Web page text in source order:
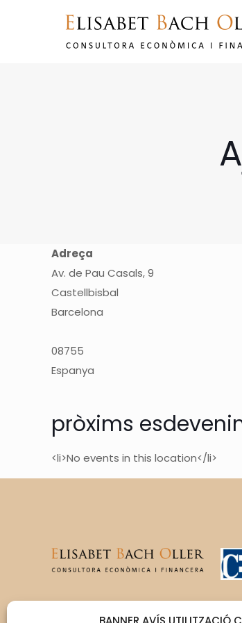
Adreça
Av. de Pau Casals, 9
Castellbisbal
Barcelona
08755
Espanya
pròxims
<li>No events in this location</li>